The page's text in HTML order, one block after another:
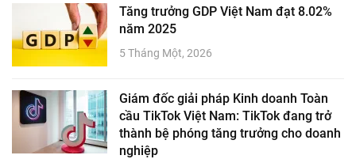
Tăng trưởng GDP Việt Nam đạt 8.02%
năm 2025
5 Tháng Một, 2026
Giám đốc giải pháp Kinh doanh Toàn
cầu TikTok Việt Nam: TikTok đang trở
thành bệ phóng tăng trưởng cho doanh
nghiệp